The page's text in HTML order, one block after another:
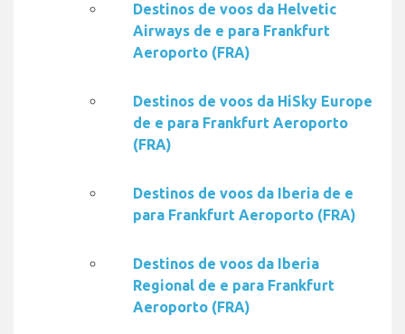
Destinos de voos da Helvetic
Airways de e para Frankfurt
Aeroporto (FRA)
Destinos de voos da HiSky Europe
de e para Frankfurt Aeroporto
(FRA)
Destinos de voos da Iberia de e
para Frankfurt Aeroporto (FRA)
Destinos de voos da Iberia
Regional de e para Frankfurt
Aeroporto (FRA)